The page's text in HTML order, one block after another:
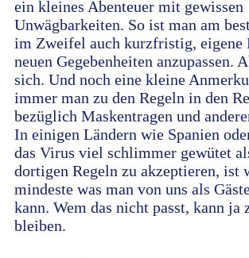
ein kleines Abenteuer mit gewissen
Unwägbarkeiten. So ist man am
im Zweifel auch kurzfristig, eigene
neuen Gegebenheiten anzupassen.
sich. Und noch eine kleine
immer man zu den Regeln in den
bezüglich Maskentragen und
In einigen Ländern wie Spanien
das Virus viel schlimmer gewütet
dortigen Regeln zu akzeptieren, ist
mindeste was man von uns als
kann. Wem das nicht passt, kann ja
bleiben.